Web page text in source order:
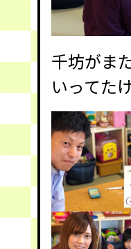
千坊がま
いってた